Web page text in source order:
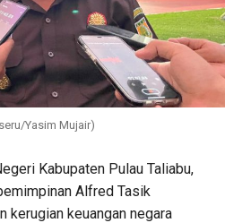
Yasim Mujair)
Kabupaten Pulau Taliabu,
Alfred Tasik
kerugian keuangan negara